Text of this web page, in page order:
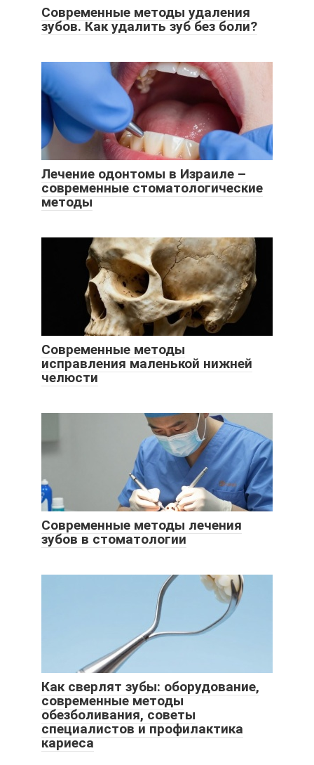
Современные методы удаления
зубов. Как удалить зуб без боли?
Лечение одонтомы в Израиле –
современные стоматологические
методы
Современные методы
исправления маленькой нижней
челюсти
Современные методы лечения
зубов в стоматологии
Как сверлят зубы: оборудование,
современные методы
обезболивания, советы
специалистов и профилактика
кариеса